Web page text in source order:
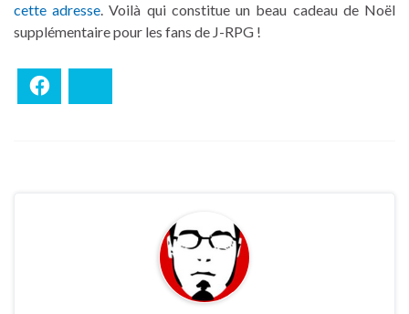
cette adresse. Voilà qui constitue un beau cadeau de Noël
supplémentaire pour les fans de J-RPG !